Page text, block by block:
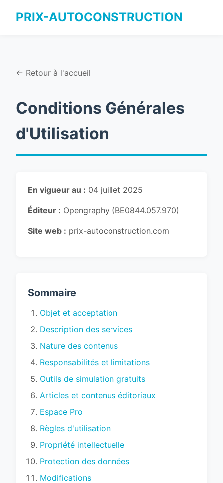
PRIX-AUTOCONSTRUCTION
← Retour à l'accueil
Conditions Générales
d'Utilisation
En vigueur au : 04 juillet 2025
Éditeur : Opengraphy (BE0844.057.970)
Site web : prix-autoconstruction.com
Sommaire
Objet et acceptation
Description des services
Nature des contenus
Responsabilités et limitations
Outils de simulation gratuits
Articles et contenus éditoriaux
Espace Pro
Règles d'utilisation
Propriété intellectuelle
Protection des données
Modifications